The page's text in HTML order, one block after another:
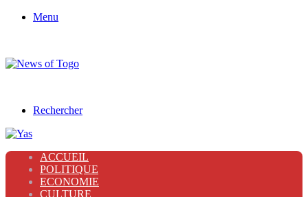
Menu
Rechercher
ACCUEIL
POLITIQUE
ECONOMIE
CULTURE